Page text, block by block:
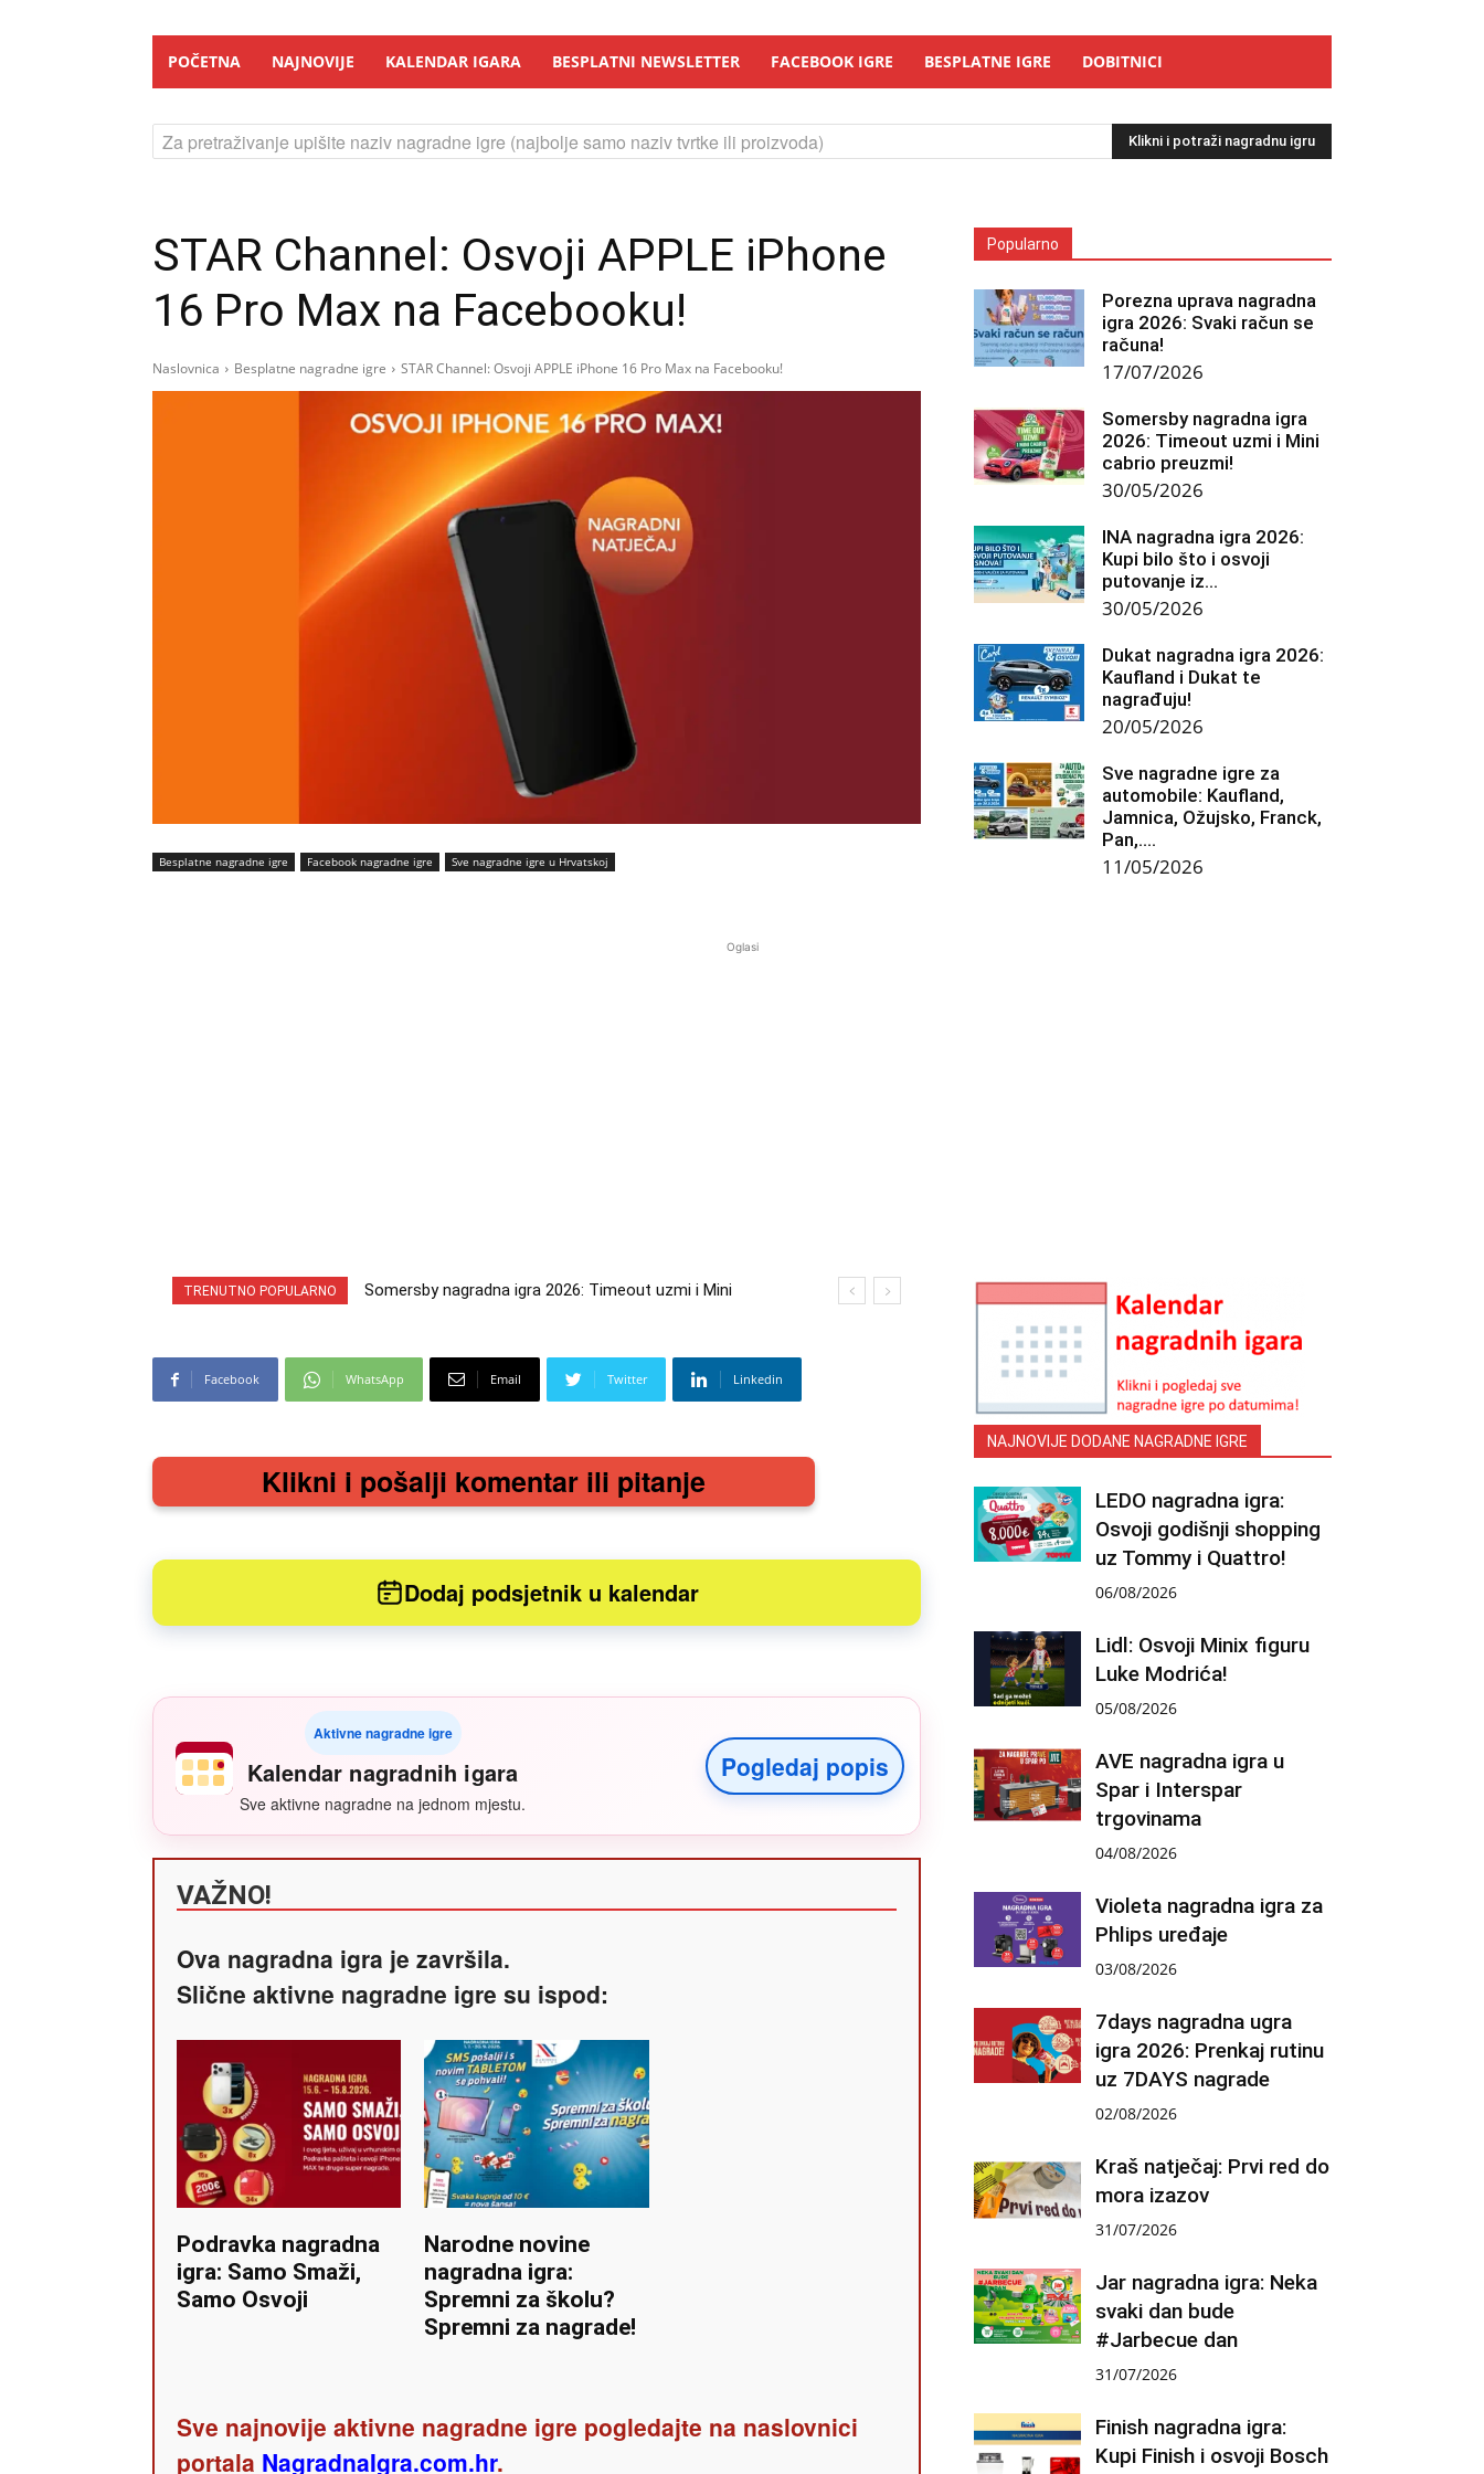
POČETNA NAJNOVIJE KALENDAR IGARA BESPLATNI NEWSLETTER FACEBOOK IGRE BESPLATNE IGRE DOBITNICI
Za pretraživanje upišite naziv nagradne igre (najbolje samo naziv tvrtke ili proizvoda) Klikni i potraži nagradnu igru
STAR Channel: Osvoji APPLE iPhone
16 Pro Max na Facebooku!
Naslovnica Besplatne nagradne igre STAR Channel: Osvoji APPLE iPhone 16 Pro Max na Facebooku!
Besplatne nagradne igre Facebook nagradne igre Sve nagradne igre u Hrvatskoj
Popularno
Porezna uprava nagradna
igra 2026: Svaki račun se
računa!
17/07/2026
Somersby nagradna igra
2026: Timeout uzmi i Mini
cabrio preuzmi!
30/05/2026
INA nagradna igra 2026:
Kupi bilo što i osvoji
putovanje iz...
30/05/2026
Dukat nagradna igra 2026:
Kaufland i Dukat te
nagrađuju!
20/05/2026
Sve nagradne igre za
automobile: Kaufland,
Jamnica, Ožujsko, Franck,
Pan,….
11/05/2026
Oglasi
TRENUTNO POPULARNO
Somersby nagradna igra 2026: Timeout uzmi i Mini
INA nagradna igra 2026: Kupi bilo što i osvoji putovanje
Facebook WhatsApp Email Twitter Linkedin
Klikni i pošalji komentar ili pitanje
Dodaj podsjetnik u kalendar
Aktivne nagradne igre
Kalendar nagradnih igara
Sve aktivne nagradne na jednom mjestu.
Pogledaj popis
VAŽNO!
Ova nagradna igra je završila.
Slične aktivne nagradne igre su ispod:
Podravka nagradna
igra: Samo Smaži,
Samo Osvoji
Narodne novine
nagradna igra:
Spremni za školu?
Spremni za nagrade!
Sve najnovije aktivne nagradne igre pogledajte na naslovnici
portala NagradnaIgra.com.hr.
NAJNOVIJE DODANE NAGRADNE IGRE
LEDO nagradna igra:
Osvoji godišnji shopping
uz Tommy i Quattro!
06/08/2026
Lidl: Osvoji Minix figuru
Luke Modrića!
05/08/2026
AVE nagradna igra u
Spar i Interspar
trgovinama
04/08/2026
Violeta nagradna igra za
Phlips uređaje
03/08/2026
7days nagradna ugra
igra 2026: Prenkaj rutinu
uz 7DAYS nagrade
02/08/2026
Kraš natječaj: Prvi red do
mora izazov
31/07/2026
Jar nagradna igra: Neka
svaki dan bude
#Jarbecue dan
31/07/2026
Finish nagradna igra:
Kupi Finish i osvoji Bosch